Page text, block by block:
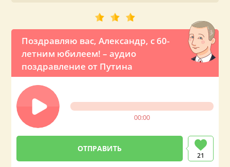
Поздравляю вас, Александр, с 60-
летним юбилеем! – аудио
поздравление от Путина
00:00
21